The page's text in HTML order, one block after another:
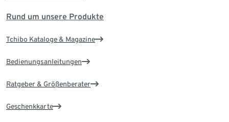
Rund um unsere Produkte
Tchibo Kataloge & Magazine
Bedienungsanleitungen
Ratgeber & Größenberater
Geschenkkarte